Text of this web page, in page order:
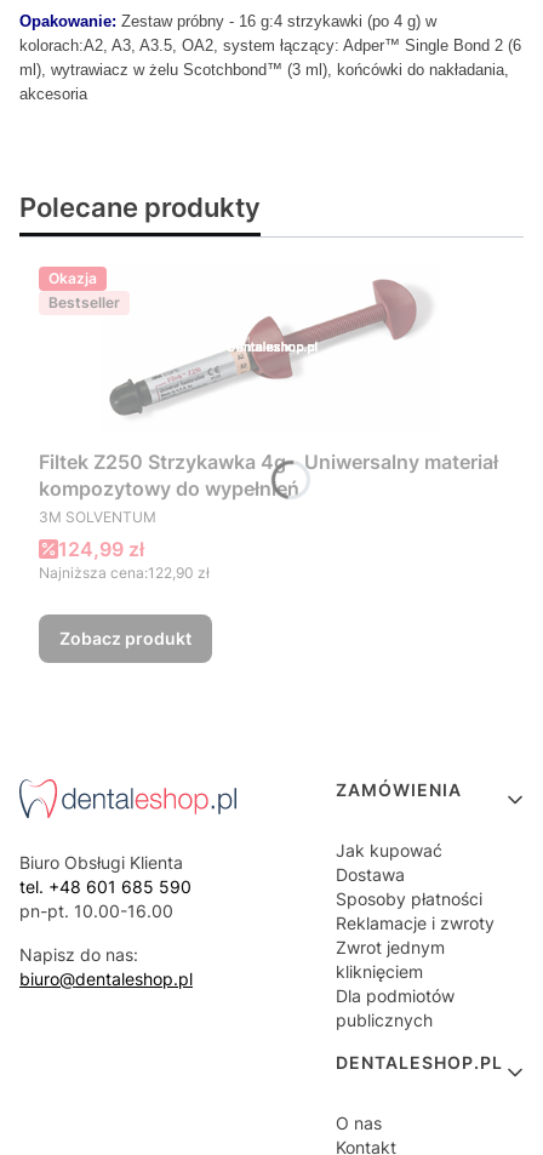
Opakowanie: Zestaw próbny - 16 g:4 strzykawki (po 4 g) w
kolorach:A2, A3, A3.5, OA2, system łączący: Adper™ Single Bond 2 (6
ml), wytrawiacz w żelu Scotchbond™ (3 ml), końcówki do nakładania,
akcesoria
Polecane produkty
Okazja
Bestseller
Filtek Z250 Strzykawka 4g - Uniwersalny materiał
kompozytowy do wypełnień
PRODUCENT
3M SOLVENTUM
Cena promocyjna
124,99 zł
Najniższa cena:122,90 zł
Zobacz produkt
Biuro Obsługi Klienta
tel. +48 601 685 590
pn-pt. 10.00-16.00
Napisz do nas:
biuro@dentaleshop.pl
Linki w stopce
ZAMÓWIENIA
Jak kupować
Dostawa
Sposoby płatności
Reklamacje i zwroty
Zwrot jednym
kliknięciem
Dla podmiotów
publicznych
DENTALESHOP.PL
O nas
Kontakt